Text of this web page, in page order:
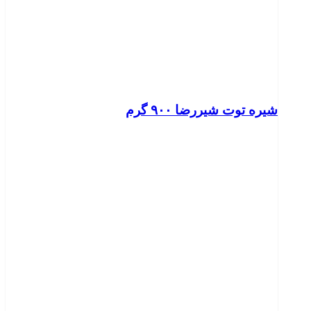
شیره توت شیررضا ۹۰۰ گرم